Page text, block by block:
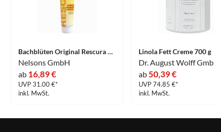
Bachblüten Original Rescura Creme 150 ml
Nelsons GmbH
ab 16,89 €
UVP 31.00 €*
inkl. MwSt.
Linola Fett Creme 700 g
ab50,39 €
UVP 74.85 €*
inkl. MwSt.